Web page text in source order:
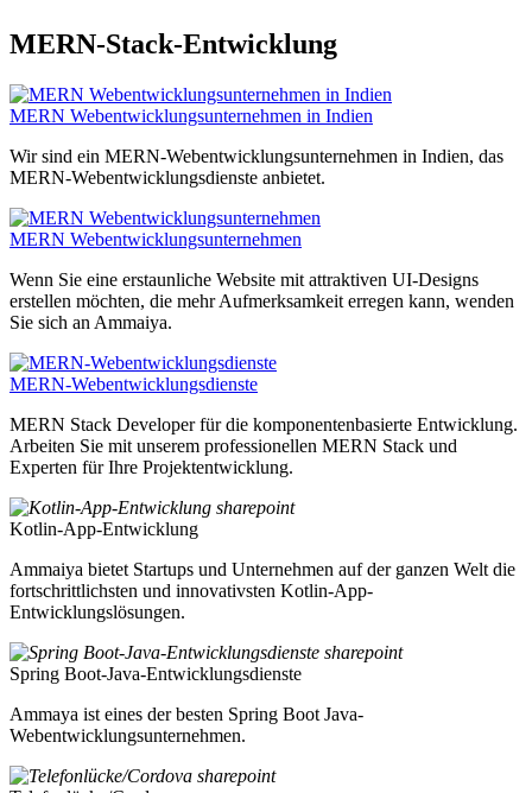
MERN-Stack-Entwicklung
MERN Webentwicklungsunternehmen in Indien
Wir sind ein MERN-Webentwicklungsunternehmen in Indien, das
MERN-Webentwicklungsdienste anbietet.
MERN Webentwicklungsunternehmen
Wenn Sie eine erstaunliche Website mit attraktiven UI-Designs
erstellen möchten, die mehr Aufmerksamkeit erregen kann, wenden
Sie sich an Ammaiya.
MERN-Webentwicklungsdienste
MERN Stack Developer für die komponentenbasierte Entwicklung.
Arbeiten Sie mit unserem professionellen MERN Stack und
Experten für Ihre Projektentwicklung.
Kotlin-App-Entwicklung
Ammaiya bietet Startups und Unternehmen auf der ganzen Welt die
fortschrittlichsten und innovativsten Kotlin-App-
Entwicklungslösungen.
Spring Boot-Java-Entwicklungsdienste
Ammaya ist eines der besten Spring Boot Java-
Webentwicklungsunternehmen.